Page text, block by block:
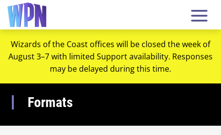
Wizards of the Coast offices will be closed the week of
August 3–7 with limited Support availability. Responses
may be delayed during this time.
Formats